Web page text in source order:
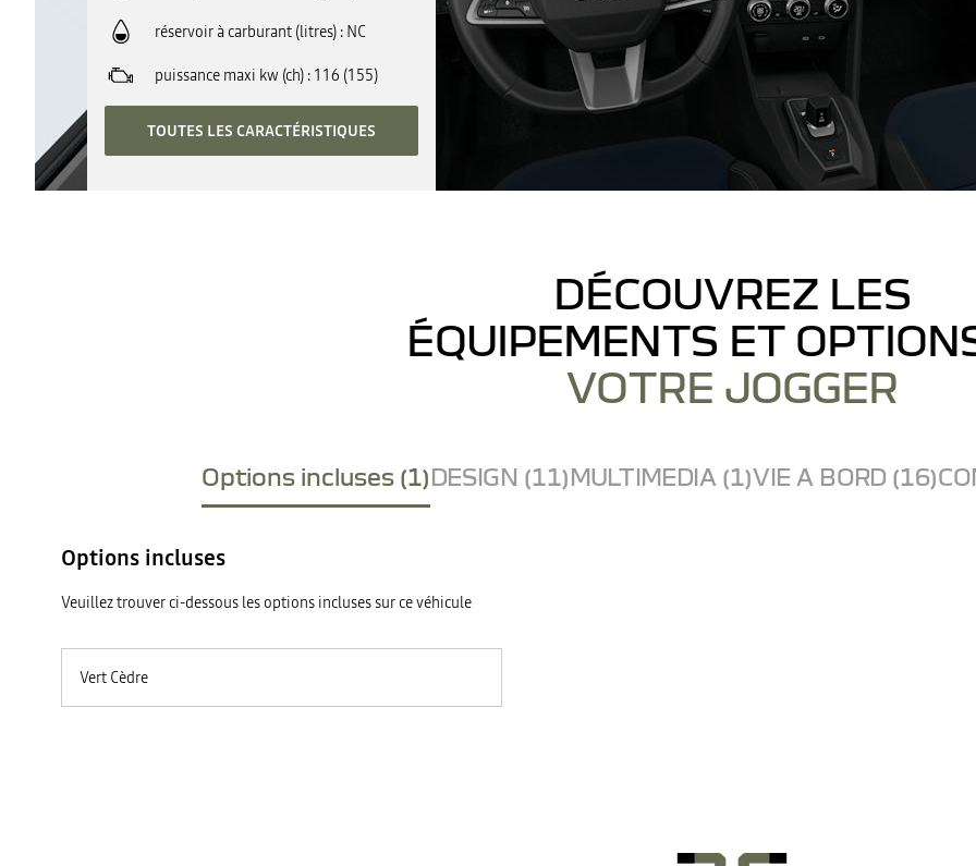
réservoir à carburant (litres) NC
puissance maxi kw (ch) 116 (155)
TOUTES LES CARACTÉRISTIQUES
DÉCOUVREZ LES
ÉQUIPEMENTS ET
VOTRE JOGGER
Options incluses (1)DESIGN (11)MULTIMEDIA (1)VIE A BORD (16)
Options incluses
Veuillez trouver ci-dessous les options incluses sur ce véhicule
Vert Cèdre